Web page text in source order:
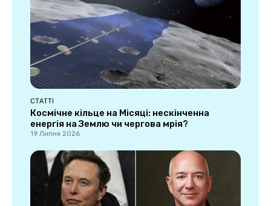
СТАТТІ
Космічне кільце на Місяці: нескінченна
енергія на Землю чи чергова мрія?
19 Липня 2026